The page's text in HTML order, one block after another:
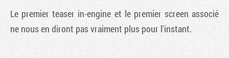
Le premier teaser in-engine et le premier screen associé
ne nous en diront pas vraiment plus pour l'instant.